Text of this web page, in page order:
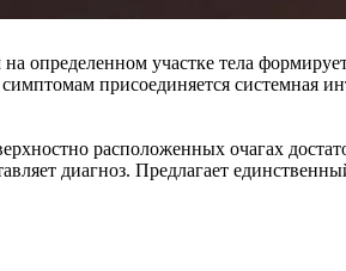
определенном участке тела
присоединяется
расположенных очагах
диагноз. Предлагает